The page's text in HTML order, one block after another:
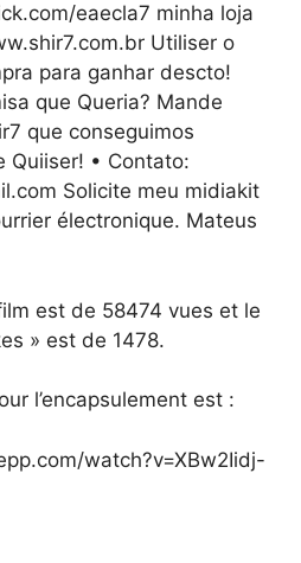
eaecla7 minha loja
Utiliser o
para ganhar descto!
que Queria? Mande
que conseguimos
Quiiser! • Contato:
Solicite meu midiakit
électronique. Mateus
est de 58474 vues et le
» est de 1478.
l’encapsulement est :
watch?v=XBw2Iidj-